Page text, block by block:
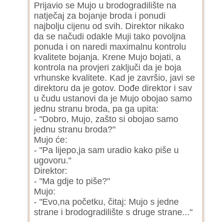
Prijavio se Mujo u brodogradilište na
natječaj za bojanje broda i ponudi
najbolju cijenu od svih. Direktor nikako
da se načudi odakle Muji tako povoljna
ponuda i on naredi maximalnu kontrolu
kvalitete bojanja. Krene Mujo bojati, a
kontrola na provjeri zaključi da je boja
vrhunske kvalitete. Kad je završio, javi se
direktoru da je gotov. Dođe direktor i sav
u čudu ustanovi da je Mujo obojao samo
jednu stranu broda, pa ga upita:
- "Dobro, Mujo, zašto si obojao samo
jednu stranu broda?"
Mujo će:
- "Pa lijepo,ja sam uradio kako piše u
ugovoru."
Direktor:
- "Ma gdje to piše?"
Mujo:
- "Evo,na početku, čitaj: Mujo s jedne
strane i brodogradilište s druge strane..."